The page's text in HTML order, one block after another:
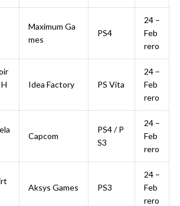
Maximum Ga
mes
PS4
24 –
Feb
rero
Idea Factory PS Vita
24 –
Feb
rero
Capcom
PS4 / P
S3
24 –
Feb
rero
Aksys Games PS3
24 –
Feb
rero